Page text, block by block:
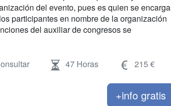
del evento, pues es quien se encarga
participantes en nombre de la organización
del auxiliar de congresos se
47 Horas 215 €
+info gratis